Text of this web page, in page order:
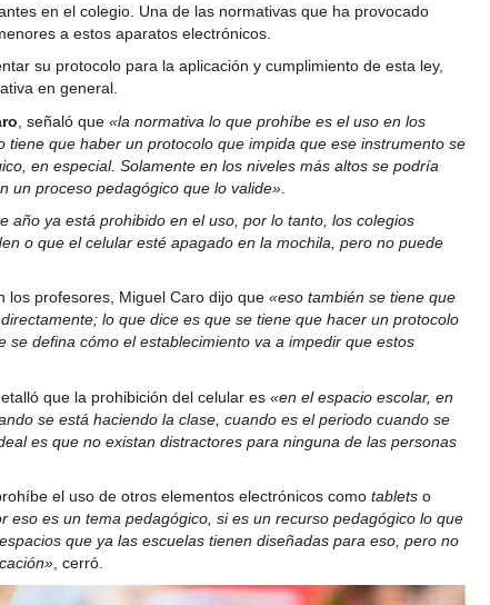
en el colegio. Una de las normativas que ha provocado
a estos aparatos electrónicos.
su protocolo para la aplicación y cumplimiento de esta ley,
en general.
, señaló que «la normativa lo que prohíbe es el uso en los
que haber un protocolo que impida que ese instrumento se
en especial. Solamente en los niveles más altos se podría
un proceso pedagógico que lo valide»
año ya está prohibido en el uso, por lo tanto, los colegios
o que el celular esté apagado en la mochila, pero no puede
los profesores, Miguel Caro dijo que «eso también se tiene que
lo que dice es que se tiene que hacer un protocolo
defina cómo el establecimiento va a impedir que estos
que la prohibición del celular es «en el espacio escolar, en
se está haciendo la clase, cuando es el periodo cuando se
es que no existan distractores para ninguna de las personas
el uso de otros elementos electrónicos como tablets o
eso es un tema pedagógico, si es un recurso pedagógico lo que
que ya las escuelas tienen diseñadas para eso, pero no
, cerró.